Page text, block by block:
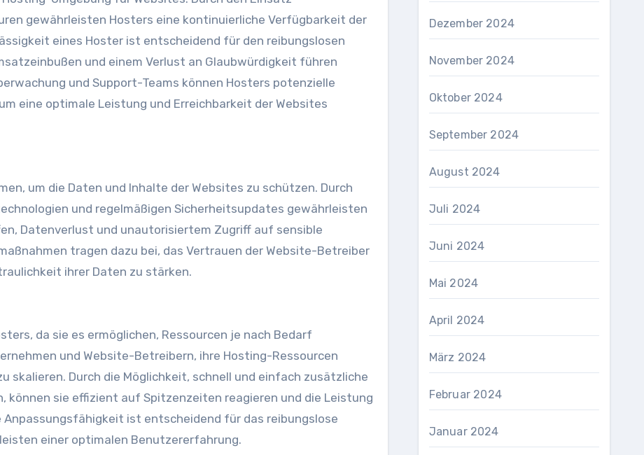
gewährleisten Hosters eine kontinuierliche Verfügbarkeit der
eines Hoster ist entscheidend für den reibungslosen
und einem Verlust an Glaubwürdigkeit führen
und Support-Teams können Hosters potenzielle
eine optimale Leistung und Erreichbarkeit der Websites
um die Daten und Inhalte der Websites zu schützen. Durch
und regelmäßigen Sicherheitsupdates gewährleisten
Datenverlust und unautorisiertem Zugriff auf sensible
tragen dazu bei, das Vertrauen der Website-Betreiber
ihrer Daten zu stärken.
da sie es ermöglichen, Ressourcen je nach Bedarf
und Website-Betreibern, ihre Hosting-Ressourcen
skalieren. Durch die Möglichkeit, schnell und einfach zusätzliche
können sie effizient auf Spitzenzeiten reagieren und die Leistung
Anpassungsfähigkeit ist entscheidend für das reibungslose
einer optimalen Benutzererfahrung.
Dezember 2024
November 2024
Oktober 2024
September 2024
August 2024
Juli 2024
Juni 2024
Mai 2024
April 2024
März 2024
Februar 2024
Januar 2024